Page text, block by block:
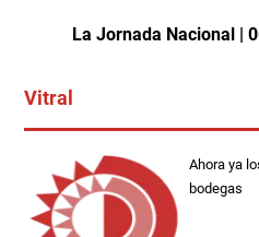
La Jornada Nacional |
Vitral
Ahora ya
bodegas